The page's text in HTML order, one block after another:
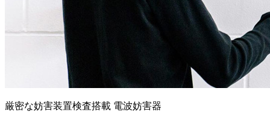
厳密な妨害装置検査搭載 電波妨害器